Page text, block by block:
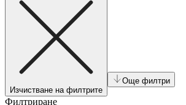
Изчистване на филтрите
Още филтри
Филтриране